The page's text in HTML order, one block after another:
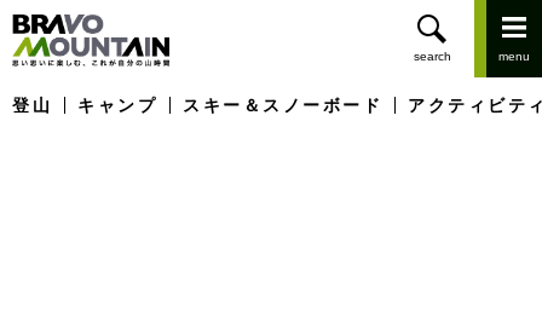
登山 キャンプ スキー＆スノーボード アクティビテ